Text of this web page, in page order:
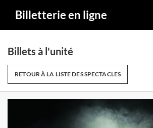
Billetterie en ligne
Billets à l'unité
RETOUR À LA LISTE DES SPECTACLES